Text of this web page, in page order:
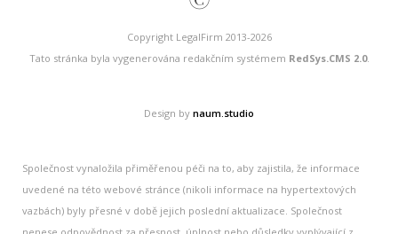
Copyright LegalFirm 2013-2026
Tato stránka byla vygenerována redakčním systémem RedSys.CMS 2.0.
Design by naum.studio
Společnost vynaložila přiměřenou péči na to, aby zajistila, že informace
uvedené na této webové stránce (nikoli informace na hypertextových
vazbách) byly přesné v době jejich poslední aktualizace. Společnost